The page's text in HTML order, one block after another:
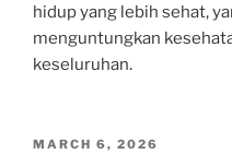
hidup yang lebih sehat,
menguntungkan
keseluruhan.
POSTED
MARCH 6, 2026